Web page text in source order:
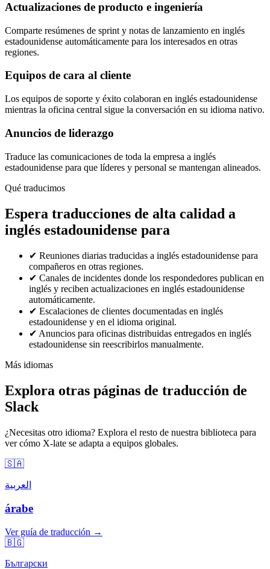
Actualizaciones de producto e ingeniería
Comparte resúmenes de sprint y notas de lanzamiento en inglés
estadounidense automáticamente para los interesados en otras
regiones.
Equipos de cara al cliente
Los equipos de soporte y éxito colaboran en inglés estadounidense
mientras la oficina central sigue la conversación en su idioma nativo.
Anuncios de liderazgo
Traduce las comunicaciones de toda la empresa a inglés
estadounidense para que líderes y personal se mantengan alineados.
Qué traducimos
Espera traducciones de alta calidad a
inglés estadounidense para
✔ Reuniones diarias traducidas a inglés estadounidense para
compañeros en otras regiones.
✔ Canales de incidentes donde los respondedores publican en
inglés y reciben actualizaciones en inglés estadounidense
automáticamente.
✔ Escalaciones de clientes documentadas en inglés
estadounidense y en el idioma original.
✔ Anuncios para oficinas distribuidas entregados en inglés
estadounidense sin reescribirlos manualmente.
Más idiomas
Explora otras páginas de traducción de
Slack
¿Necesitas otro idioma? Explora el resto de nuestra biblioteca para
ver cómo X-late se adapta a equipos globales.
🇸🇦
العربية
árabe
Ver guía de traducción →
🇧🇬
Български